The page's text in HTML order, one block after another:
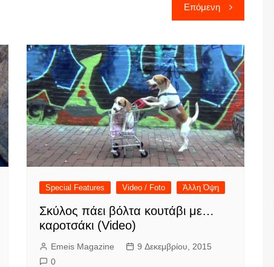
Επόμενη
Special Features Video / Foto Άλλη Όψη
Σκύλος πάει βόλτα κουτάβι με…
καροτσάκι (Video)
Emeis Magazine
9 Δεκεμβρίου, 2015
0